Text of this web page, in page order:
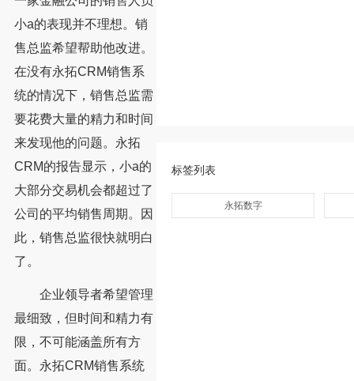
小a的表现并不理想。销
售总监希望帮助他改进。
在没有永拓CRM销售系
统的情况下，销售总监需
要花费大量的精力和时间
来发现他的问题。永拓
CRM的报告显示，小a的
大部分交易机会都超过了
公司的平均销售周期。因
此，销售总监很快就明白
了。
企业领导者希望管理
最细致，但时间和精力有
限，不可能涵盖所有方
面。永拓CRM销售系统
标签列表
永拓数字